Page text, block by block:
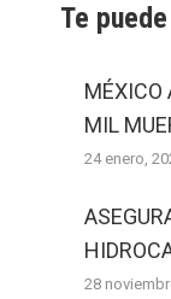
Te
MÉXICO
MIL
24 enero,
28